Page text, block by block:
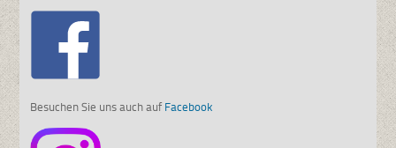
Besuchen Sie uns auch aufFacebook